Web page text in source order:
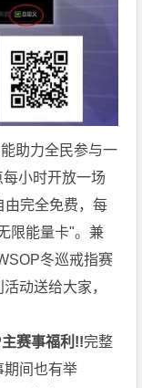
助力全民参与一
小时开放一场
由完全免费，每
限能量卡"。兼
冬巡戒指赛
动送给大家，
赛事福利!!完整
期间也有举